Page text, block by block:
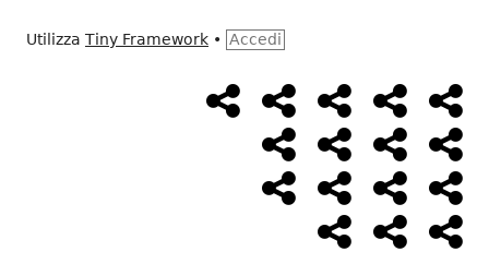
Utilizza Tiny Framework • Accedi
MenùHome
Page
Alimentazione
AmbienteBambini
Cancro ControlloEconomia
FarmaciMassoneriaNWO
Salute Storia